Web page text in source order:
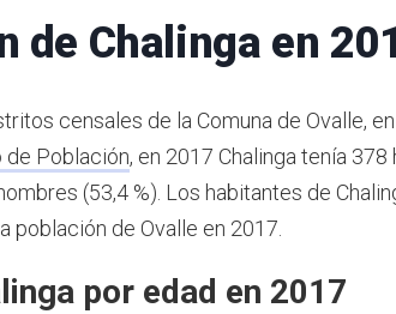
de Chalinga en
censales de la Comuna de Ovalle,
de Población, en 2017 Chalinga tenía 378
(53,4 %). Los habitantes de
población de Ovalle en 2017.
por edad en 2017